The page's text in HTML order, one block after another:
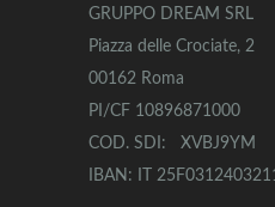
GRUPPO DREAM SRL
Piazza delle Crociate, 2
00162 Roma
PI/CF 10896871000
COD. SDI: XVBJ9YM
IBAN: IT